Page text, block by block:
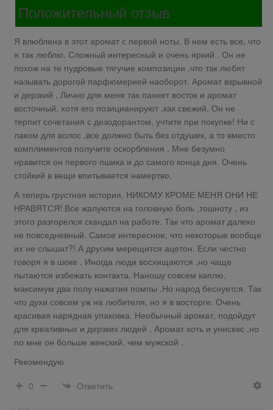
Положительный отзыв
Я влюблена в этот аромат с первой ноты. В нем есть все, что
я так люблю. Сложный интересный и очень яркий . Он не
похож на те пудровые тягучие композиции ,что так любят
называть дорогой парфюмерией наоборот. Аромат взрывной
и дерзкий . Лично для меня так пахнет восток и аромат
восточный, хотя его позицианируют ,как свежий. Он не
терпит сочетания с дезодорантом, учтите при покупке! Ни с
лаком для волос ,все должно быть без отдушек, а то вместо
комплиментов получите оскорбления . Мне безумно
нравится он первого пшика и до самого конца дня. Очень
стойкий в вещи впитывается намертво.
А теперь грустная история. НИКОМУ КРОМЕ МЕНЯ ОНИ НЕ
НРАВЯТСЯ! Все жалуются на головную боль ,тошноту , из
этого разгорелся скандал на работе. Так что аромат далеко
не повседневный. Самое интересное, что некоторые вообще
их не слышат?! А другим мерещится ацетон. Если честно
говоря я в шоке . Иногда люди восхищаются ,но чаще
пытаются избежать контакта. Наношу совсем каплю,
максимум два полу нажатия помпы .Но народ беснуется. Так
что духи совсем уж на любителя, но я в восторге. Очень
красивая нарядная упаковка. Необычный аромат, подойдут
для креативных и дерзких людей . Аромат хоть и унисекс ,но
по мне он больше женский, чем мужской .
Рекомендую
0
Ответить